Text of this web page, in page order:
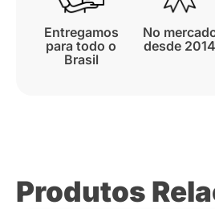
Entregamos
para todo o
Brasil
No
desde 2014
Produtos